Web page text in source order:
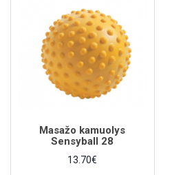
Masažo kamuolys
Sensyball 28
13.70€